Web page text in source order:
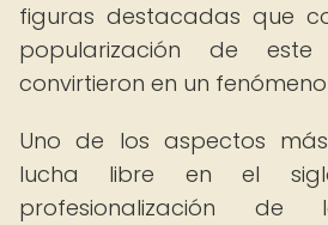
figuras destacadas que
popularización de
convirtieron en un
Uno de los aspectos
lucha libre en el
profesionalización de